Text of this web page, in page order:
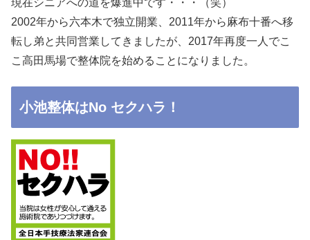
現在シニアへの道を爆進中です・・・（笑）
2002年から六本木で独立開業、2011年から麻布十番へ移
転し弟と共同営業してきましたが、2017年再度一人でこ
こ高田馬場で整体院を始めることになりました。
小池整体はNo セクハラ！